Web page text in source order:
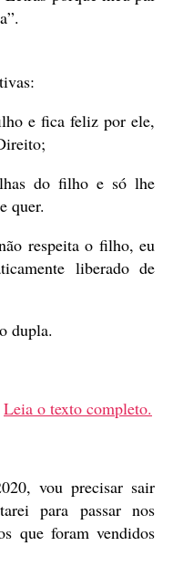
e fica feliz por ele,
do filho e só lhe
quer.
respeita o filho, eu
liberado de
dupla.
Leia o texto completo.
vou precisar sair
para passar nos
que foram vendidos